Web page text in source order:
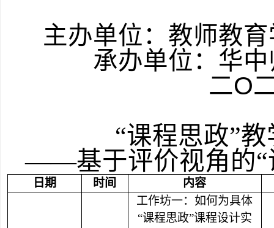
主办单位：教师教
承办单位：华
二O
“课程思政”
——基于评价视角的“
日期 时间 内容
工作坊一：如何为具体
“课程思政”课程设计实